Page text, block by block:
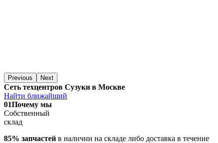
Previous Next
Сеть техцентров Сузуки в Москве
Найти ближайший
01Почему мы
Собственный
склад
85% запчастей в наличии на складе либо доставка в течение